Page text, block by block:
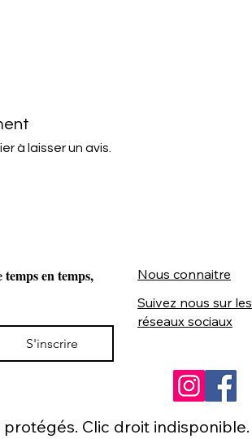
à laisser un avis.
temps en temps,
S'inscrire
Nous connaitre
Suivez nous sur les
réseaux sociaux
Clic droit indisponible.